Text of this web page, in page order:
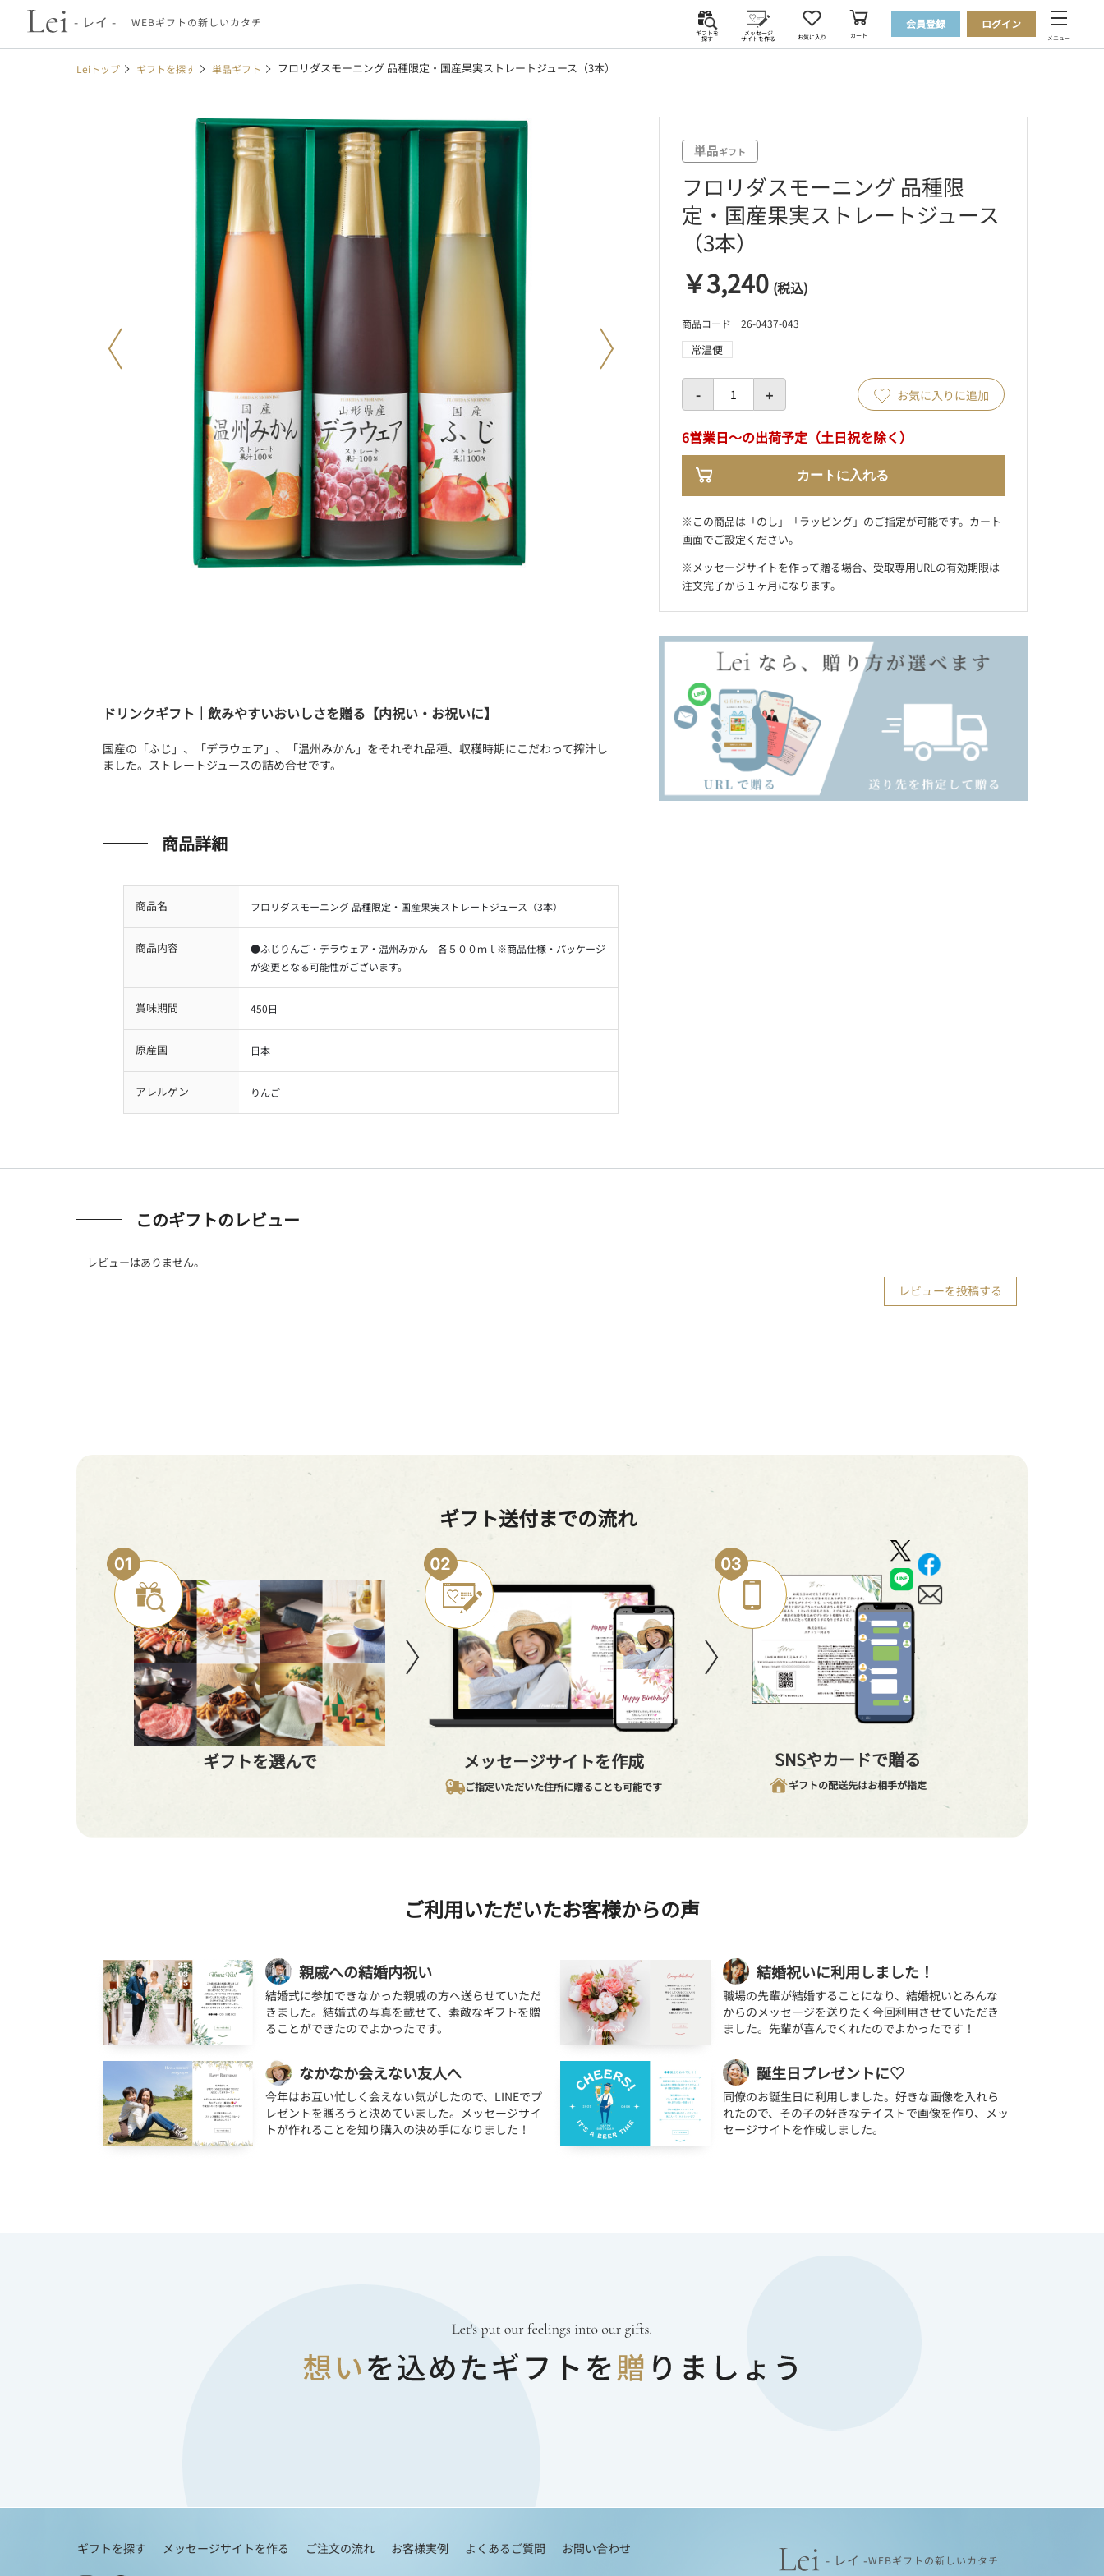
- レイ - WEBギフトの新しいカタチ
ギフトを
探す
メッセージ
サイトを作る お気に入り カート
会員登録 ログイン
メニュー
Leiトップ ギフトを探す 単品ギフト フロリダスモーニング 品種限定・国産果実ストレートジュース（3本）
ドリンクギフト｜飲みやすいおいしさを贈る【内祝い・お祝いに】
国産の「ふじ」、「デラウェア」、「温州みかん」をそれぞれ品種、収穫時期にこだわって搾汁し
ました。ストレートジュースの詰め合せです。
商品詳細
商品名 フロリダスモーニング 品種限定・国産果実ストレートジュース（3本）
商品内容
●ふじりんご・デラウェア・温州みかん 各５００ｍｌ※商品仕様・パッケージ
が変更となる可能性がございます。
賞味期間 450日
原産国 日本
アレルゲン りんご
フロリダスモーニング 品種限
定・国産果実ストレートジュース
（3本）
￥3,240 (税込)
商品コード 26-0437-043
常温便
- + お気に入りに追加
6営業日～の出荷予定（土日祝を除く）
カートに入れる
※この商品は「のし」「ラッピング」のご指定が可能です。カート
画面でご設定ください。
※メッセージサイトを作って贈る場合、受取専用URLの有効期限は
注文完了から１ヶ月になります。
このギフトのレビュー
レビューはありません。
レビューを投稿する
ギフト送付までの流れ
ギフトを選んで メッセージサイトを作成
ご指定いただいた住所に贈ることも可能です
SNSやカードで贈る
ギフトの配送先はお相手が指定
ご利用いただいたお客様からの声
親戚への結婚内祝い
結婚式に参加できなかった親戚の方へ送らせていただ
きました。結婚式の写真を載せて、素敵なギフトを贈
ることができたのでよかったです。
結婚祝いに利用しました！
職場の先輩が結婚することになり、結婚祝いとみんな
からのメッセージを送りたく今回利用させていただき
ました。先輩が喜んでくれたのでよかったです！
なかなか会えない友人へ
今年はお互い忙しく会えない気がしたので、LINEでプ
レゼントを贈ろうと決めていました。メッセージサイ
トが作れることを知り購入の決め手になりました！
誕生日プレゼントに♡
同僚のお誕生日に利用しました。好きな画像を入れら
れたので、その子の好きなテイストで画像を作り、メッ
セージサイトを作成しました。
ギフトを探す メッセージサイトを作る ご注文の流れ お客様実例 よくあるご質問 お問い合わせ
- レイ -WEBギフトの新しいカタチ